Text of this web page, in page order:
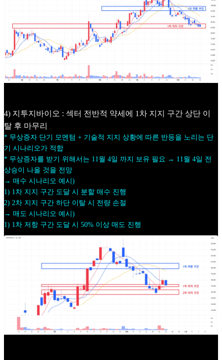
4) 지투지바이오 : 섹터 전반적 약세에 1차 지지 구간 상단 이
탈 후 마무리
* 무상증자 단기 모멘텀 + 기술적 지지 상황에 따른 반등을 노리는 단
기 시나리오가 적합
* 무상증자를 받기 위해서는 11월 4일 까지 보유 필요 → 11월 4일 전
상승이 나올 것을 전망
→ 매수 시나리오 예시)
1) 1차 지지 구간 도달 시 분할 매수 진행
2) 2차 지지 구간 하단 이탈 시 전량 손절
→ 매도 시나리오 예시)
1) 1차 저항 구간 도달 시 50% 이상 매도 진행